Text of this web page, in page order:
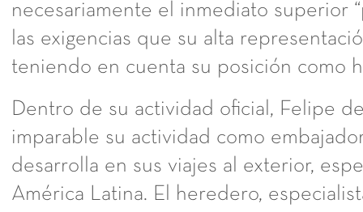
necesariamente el inmediato superior
las exigencias que su alta
teniendo en cuenta su posición como
Dentro de su actividad oficial, Felipe
imparable su actividad como
desarrolla en sus viajes al exterior,
América Latina. El heredero,